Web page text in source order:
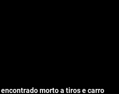
morto a tiros e carro